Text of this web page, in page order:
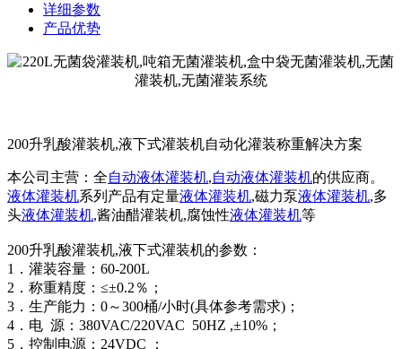
详细参数
产品优势
200升乳酸灌装机,液下式灌装机自动化灌装称重解决方案
本公司主营：全自动液体灌装机,自动液体灌装机的供应商。
液体灌装机系列产品有定量液体灌装机,磁力泵液体灌装机,多
头液体灌装机,酱油醋灌装机,腐蚀性液体灌装机等
200升乳酸灌装机,液下式灌装机的参数：
1．灌装容量：60-200L
2．称重精度：≤±0.2％；
3．生产能力：0～300桶/小时(具体参考需求)；
4．电 源：380VAC/220VAC 50HZ ,±10%；
5．控制电源：24VDC ；